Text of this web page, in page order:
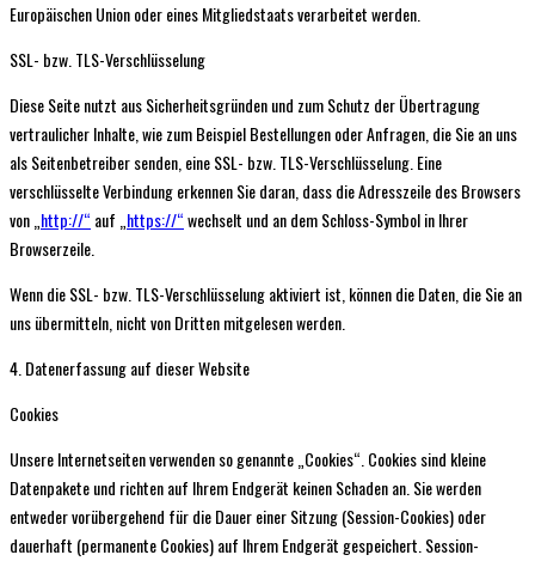
Europäischen Union oder eines Mitgliedstaats verarbeitet werden.
SSL- bzw. TLS-Verschlüsselung
Diese Seite nutzt aus Sicherheitsgründen und zum Schutz der Übertragung
vertraulicher Inhalte, wie zum Beispiel Bestellungen oder Anfragen, die Sie an uns
als Seitenbetreiber senden, eine SSL- bzw. TLS-Verschlüsselung. Eine
verschlüsselte Verbindung erkennen Sie daran, dass die Adresszeile des Browsers
von „ http://“ auf „ https://“wechselt und an dem Schloss-Symbol in Ihrer
Browserzeile.
Wenn die SSL- bzw. TLS-Verschlüsselung aktiviert ist, können die Daten, die Sie an
uns übermitteln, nicht von Dritten mitgelesen werden.
4. Datenerfassung auf dieser Website
Cookies
Unsere Internetseiten verwenden so genannte „Cookies“. Cookies sind kleine
Datenpakete und richten auf Ihrem Endgerät keinen Schaden an. Sie werden
entweder vorübergehend für die Dauer einer Sitzung (Session-Cookies) oder
dauerhaft (permanente Cookies) auf Ihrem Endgerät gespeichert. Session-